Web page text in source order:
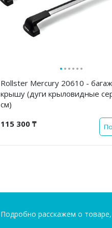
······
Rollster Mercury 20610 -
крышу (дуги крыловидные
см)
115 300 ₸
Подробно расскажем о